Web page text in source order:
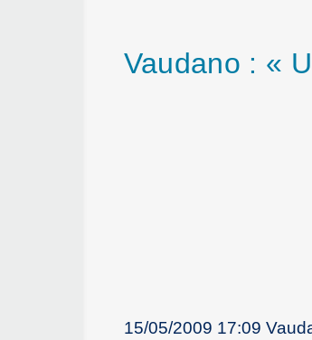
Vaudano : «
15/05/2009 17:09